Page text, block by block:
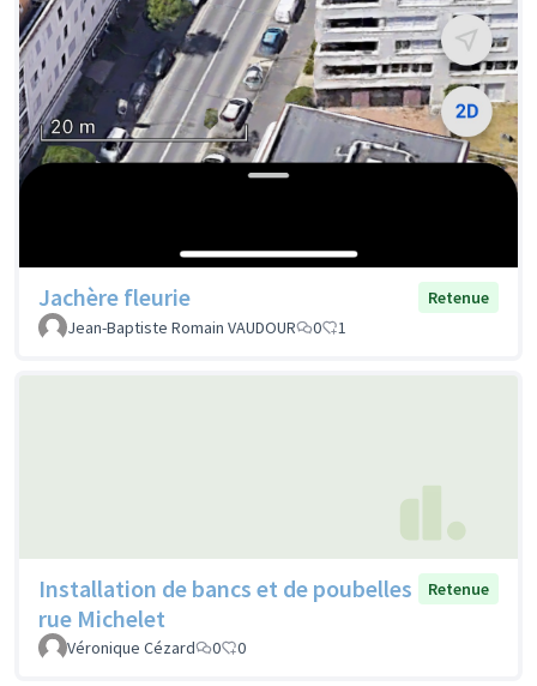
Jachère fleurie
Retenue
Jean-Baptiste Romain VAUDOUR
0 1
Installation de bancs et de poubelles
rue Michelet
Retenue
Véronique Cézard 0 0